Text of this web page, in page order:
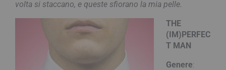
volta si staccano, e queste sfiorano la mia pelle.
THE
(IM)PERFEC
T MAN
Genere: